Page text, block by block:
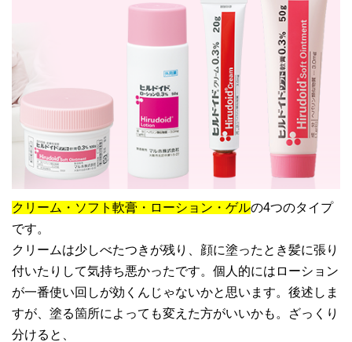
クリーム・ソフト軟膏・ローション・ゲルの4つのタイプ
です。
クリームは少しべたつきが残り、顔に塗ったとき髪に張り
付いたりして気持ち悪かったです。個人的にはローション
が一番使い回しが効くんじゃないかと思います。後述しま
すが、塗る箇所によっても変えた方がいいかも。ざっくり
分けると、